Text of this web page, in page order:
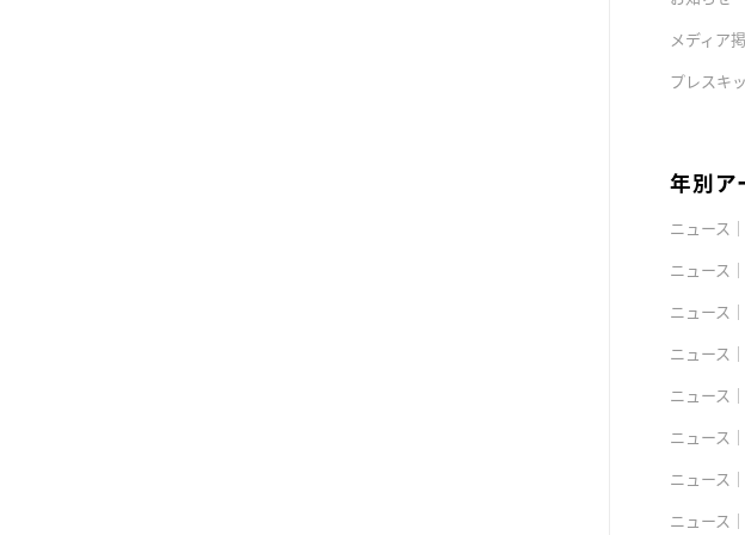
メディア
プレスキ
年別ア
ニュース
ニュース
ニュース
ニュース
ニュース
ニュース
ニュース
ニュース